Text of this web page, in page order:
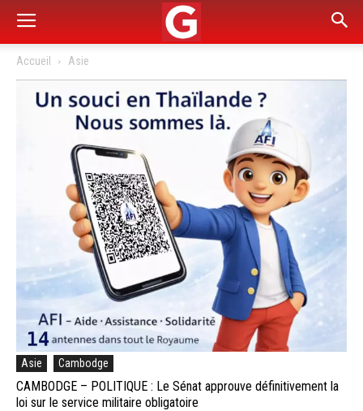
Accueil Asie
Asie Cambodge
CAMBODGE – POLITIQUE : Le Sénat approuve définitivement la
loi sur le service militaire obligatoire